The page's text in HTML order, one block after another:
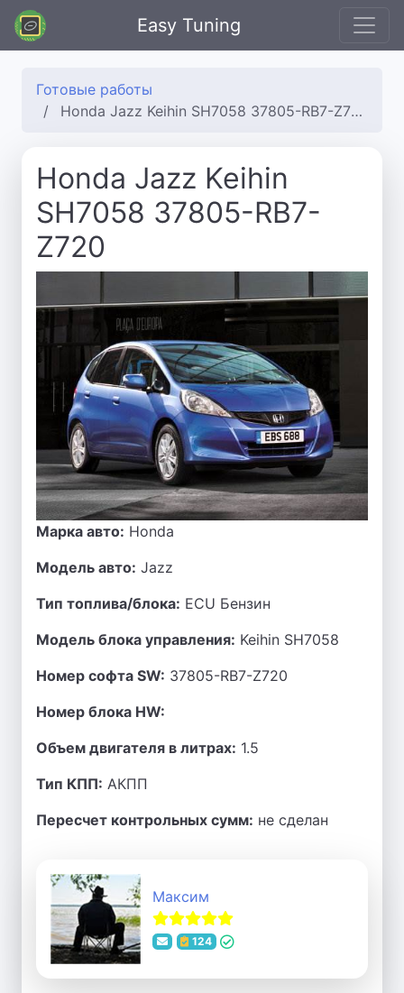
Easy Tuning
Готовые работы
Honda Jazz Keihin SH7058 37805-RB7-Z720
Honda Jazz Keihin
SH7058 37805-RB7-
Z720
Марка авто: Honda
Модель авто: Jazz
Тип топлива/блока: ECU Бензин
Модель блока управления: Keihin SH7058
Номер софта SW: 37805-RB7-Z720
Номер блока HW:
Объем двигателя в литрах: 1.5
Тип КПП: АКПП
Пересчет контрольных сумм: не сделан
Максим
124